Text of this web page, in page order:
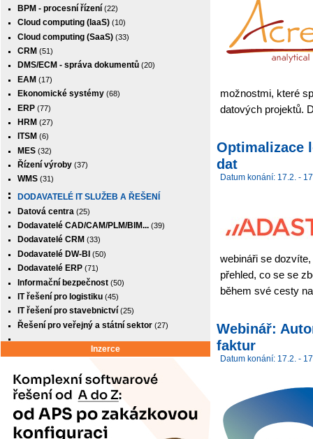
BPM - procesní řízení (22)
Cloud computing (IaaS) (10)
Cloud computing (SaaS) (33)
CRM (51)
DMS/ECM - správa dokumentů (20)
EAM (17)
Ekonomické systémy (68)
ERP (77)
HRM (27)
ITSM (6)
MES (32)
Řízení výroby (37)
WMS (31)
DODAVATELÉ IT SLUŽEB A ŘEŠENÍ
Datová centra (25)
Dodavatelé CAD/CAM/PLM/BIM... (39)
Dodavatelé CRM (33)
Dodavatelé DW-BI (50)
Dodavatelé ERP (71)
Informační bezpečnost (50)
IT řešení pro logistiku (45)
IT řešení pro stavebnictví (25)
Řešení pro veřejný a státní sektor (27)
Inzerce
možnostmi, které
datových projektů.
Optimalizace
dat
Datum konání: 17.2. -
webináři se
přehled, co se se
během své cesty
Webinář:
faktur
Datum konání: 17.2. -